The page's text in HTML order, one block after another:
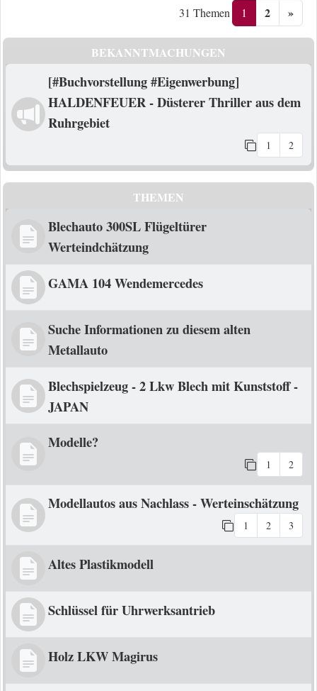
31 Themen 1 2 »
BEKANNTMACHUNGEN
[#Buchvorstellung #Eigenwerbung]
HALDENFEUER - Düsterer Thriller aus dem
Ruhrgebiet
1 2
THEMEN
Blechauto 300SL Flügeltürer
Werteindchätzung
GAMA 104 Wendemercedes
Suche Informationen zu diesem alten
Metallauto
Blechspielzeug - 2 Lkw Blech mit Kunststoff -
JAPAN
Modelle?
1 2
Modellautos aus Nachlass - Werteinschätzung
1 2 3
Altes Plastikmodell
Schlüssel für Uhrwerksantrieb
Holz LKW Magirus